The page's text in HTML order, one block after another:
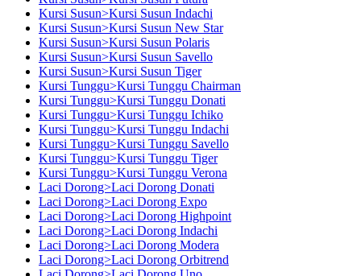
Kursi Susun>Kursi Susun Indachi
Kursi Susun>Kursi Susun New Star
Kursi Susun>Kursi Susun Polaris
Kursi Susun>Kursi Susun Savello
Kursi Susun>Kursi Susun Tiger
Kursi Tunggu>Kursi Tunggu Chairman
Kursi Tunggu>Kursi Tunggu Donati
Kursi Tunggu>Kursi Tunggu Ichiko
Kursi Tunggu>Kursi Tunggu Indachi
Kursi Tunggu>Kursi Tunggu Savello
Kursi Tunggu>Kursi Tunggu Tiger
Kursi Tunggu>Kursi Tunggu Verona
Laci Dorong>Laci Dorong Donati
Laci Dorong>Laci Dorong Expo
Laci Dorong>Laci Dorong Highpoint
Laci Dorong>Laci Dorong Indachi
Laci Dorong>Laci Dorong Modera
Laci Dorong>Laci Dorong Orbitrend